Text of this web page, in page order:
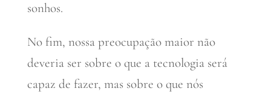
sonhos.
No fim, nossa preocupação maior não
deveria ser sobre o que a tecnologia será
capaz de fazer, mas sobre o que nós